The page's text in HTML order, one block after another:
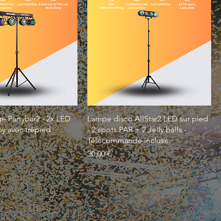
Partybar2 - 2x LED
avec trépied
Lampe disco AllStar2 LED sur pied
- 2 spots PAR + 2 Jelly balls -
Télécommande incluse
Prix
30,00 €